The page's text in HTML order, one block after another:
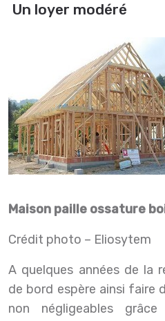
Un loyer modéré
Maison paille ossature
Crédit photo – Eliosytem
A quelques années de la
de bord espère ainsi faire
non négligeables